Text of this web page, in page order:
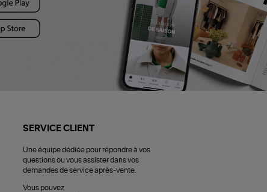
SERVICE CLIENT
Une équipe dédiée pour répondre à vos
questions ou vous assister dans vos
demandes de service après-vente.
Vous pouvez